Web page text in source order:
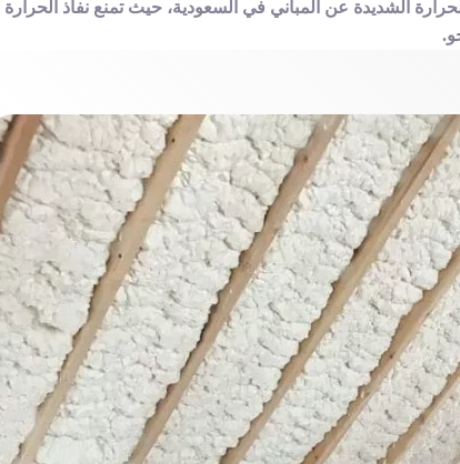
الشديدة عن المباني في السعودية، حيث تمنع نفاذ الحرارة